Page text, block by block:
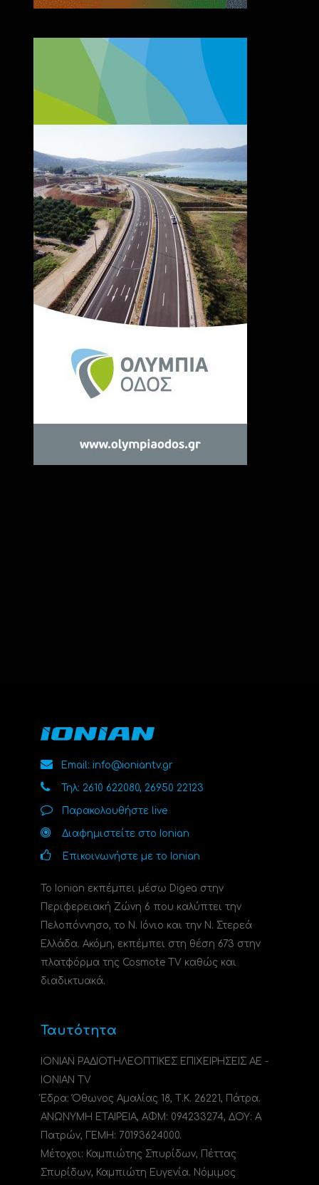
Email: info@ioniantv.gr
Τηλ: 2610 622080, 26950 22123
Παρακολουθήστε live
Διαφημιστείτε στο Ionian
Επικοινωνήστε με το Ionian
Το Ionian εκπέμπει μέσω Digea στην
Περιφερειακή Ζώνη 6 που καλύπτει την
Πελοπόννησο, το N. Ιόνιο και την Ν. Στερεά
Ελλάδα. Ακόμη, εκπέμπει στη θέση 673 στην
πλατφόρμα της Cosmote TV καθώς και
διαδικτυακά.
Ταυτότητα
ΙΟΝΙΑΝ ΡΑΔΙΟΤΗΛΕΟΠΤΙΚΕΣ ΕΠΙΧΕΙΡΗΣΕΙΣ ΑΕ -
IONIAN TV
Έδρα: Όθωνος Αμαλίας 18, Τ.Κ. 26221, Πάτρα.
ΑΝΩΝΥΜΗ ΕΤΑΙΡΕΙΑ, ΑΦΜ: 094233274, ΔΟΥ: A
Πατρών, ΓΕΜΗ: 70193624000.
Μέτοχοι: Καμπιώτης Σπυρίδων, Πέττας
Σπυρίδων, Καμπιώτη Ευγενία. Νόμιμος